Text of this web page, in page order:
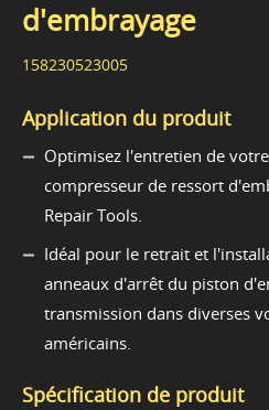
d'embrayage
158230523005
Application du produit
Optimisez l'entretien de
compresseur de ressort
Repair Tools.
Idéal pour le retrait et
anneaux d'arrêt du piston
transmission dans diverses
américains.
Spécification de produit